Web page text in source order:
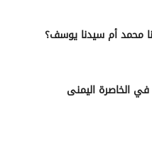
محمد أم سيدنا يوسف؟
الخاصرة اليمنى